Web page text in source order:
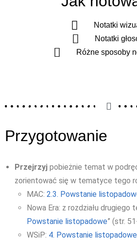
Notatki
Notatki
Różne sposoby
Przygotowanie
Przejrzyj pobieżnie temat w
zorientować się w tematyce tego
MAC: 2.3. Powstanie
Nowa Era: z rozdziału drugiego
Powstanie listopadowe” (str.
WSiP: 4. Powstanie listopadowe